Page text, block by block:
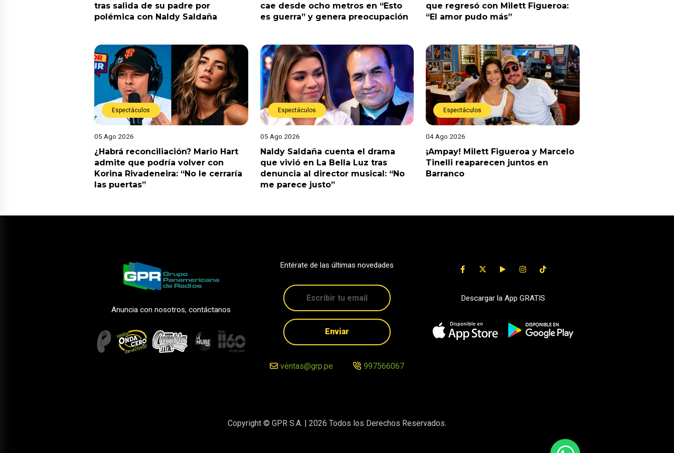
tras salida de su padre por
polémica con Naldy Saldaña
cae desde ocho metros en “Esto
es guerra” y genera preocupación
que regresó con Milett Figueroa:
“El amor pudo más”
Espectáculos
05 Ago 2026
¿Habrá reconciliación? Mario Hart
admite que podría volver con
Korina Rivadeneira: “No le cerraría
las puertas”
Espectáculos
05 Ago 2026
Naldy Saldaña cuenta el drama
que vivió en La Bella Luz tras
denuncia al director musical: “No
me parece justo”
Espectáculos
04 Ago 2026
¡Ampay! Milett Figueroa y Marcelo
Tinelli reaparecen juntos en
Barranco
Anuncia con nosotros, contáctanos
Entérate de las últimas novedades
Enviar
ventas@grp.pe 997566067
Descargar la App GRATIS
Copyright © GPR S.A. | 2026 Todos los Derechos Reservados.